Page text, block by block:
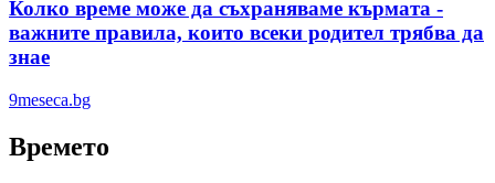
Колко време може да съхраняваме кърмата -
важните правила, които всеки родител трябва да
знае
9meseca.bg
Времето